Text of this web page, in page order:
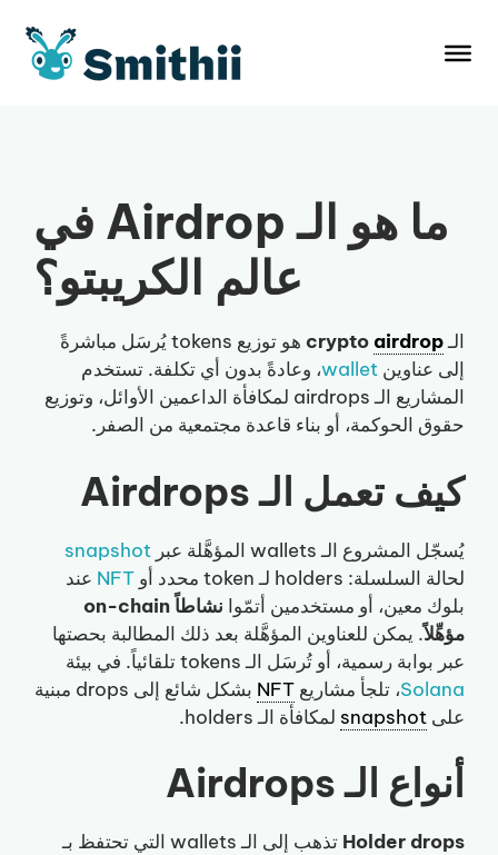
المحتوى
ما هو الـ Airdrop في
عالم الكريبتو؟
الـ cryptoairdrop
هو توزيع tokens يُرسَل مباشرةً
إلى عناوين wallet، وعادةً بدون أي تكلفة. تستخدم
المشاريع الـ airdrops لمكافأة الداعمين الأوائل، وتوزيع
حقوق الحوكمة، أو بناء قاعدة مجتمعية من الصفر.
كيف تعمل الـ Airdrops
يُسجّل المشروع الـ wallets المؤهَّلة عبر
snapshot
لحالة السلسلة: holders لـ token محدد أو
NFT عند
بلوك معين، أو مستخدمين أتمّوا
نشاطاً on-chain
مؤهِّلاً. يمكن للعناوين المؤهَّلة بعد ذلك المطالبة بحصتها
عبر بوابة رسمية، أو تُرسَل الـ tokens تلقائياً. في بيئة
Solana، تلجأ مشاريع NFT
بشكل شائع إلى drops مبنية
على snapshot لمكافأة الـ holders.
أنواع الـ Airdrops
Holder drops
تذهب إلى الـ wallets التي تحتفظ بـ